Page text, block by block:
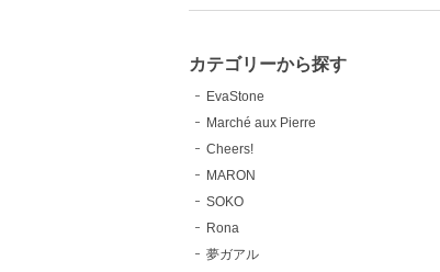
カテゴリーから探す
EvaStone
Marché aux Pierre
Cheers!
MARON
SOKO
Rona
夢ガアル